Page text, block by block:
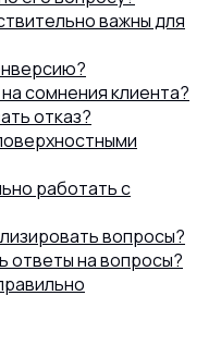
важны для
сомнения клиента?
отказ?
работать с
вопросы?
ответы на вопросы?